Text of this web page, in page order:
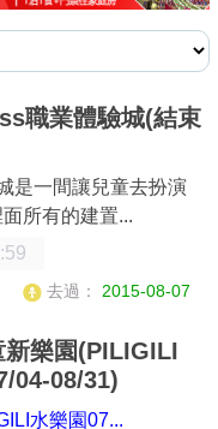
職業體驗城(結束
是一間讓兒童去扮演
所有的建置...
去過： 2015-08-07
新樂園(PILIGILI
04-08/31)
水樂園07...